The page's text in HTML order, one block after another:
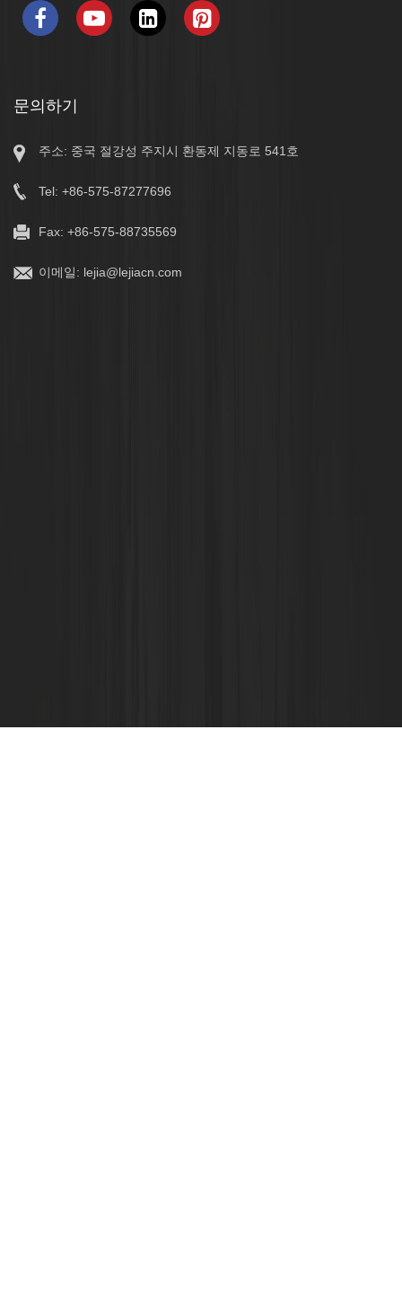
문의하기
주소: 중국 절강성 주지시 환동제 지동로 541호
Tel: +86-575-87277696
Fax: +86-575-88735569
이메일: lejia@lejiacn.com